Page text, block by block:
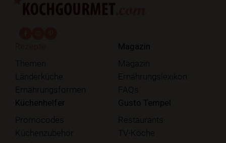
Themen
Länderküche
Ernährungsformen
Magazin
Magazin
Ernährungslexikon
FAQs
Küchenhelfer
Promocodes
Küchenzubehör
Gusto Tempel
Restaurants
TV-Köche